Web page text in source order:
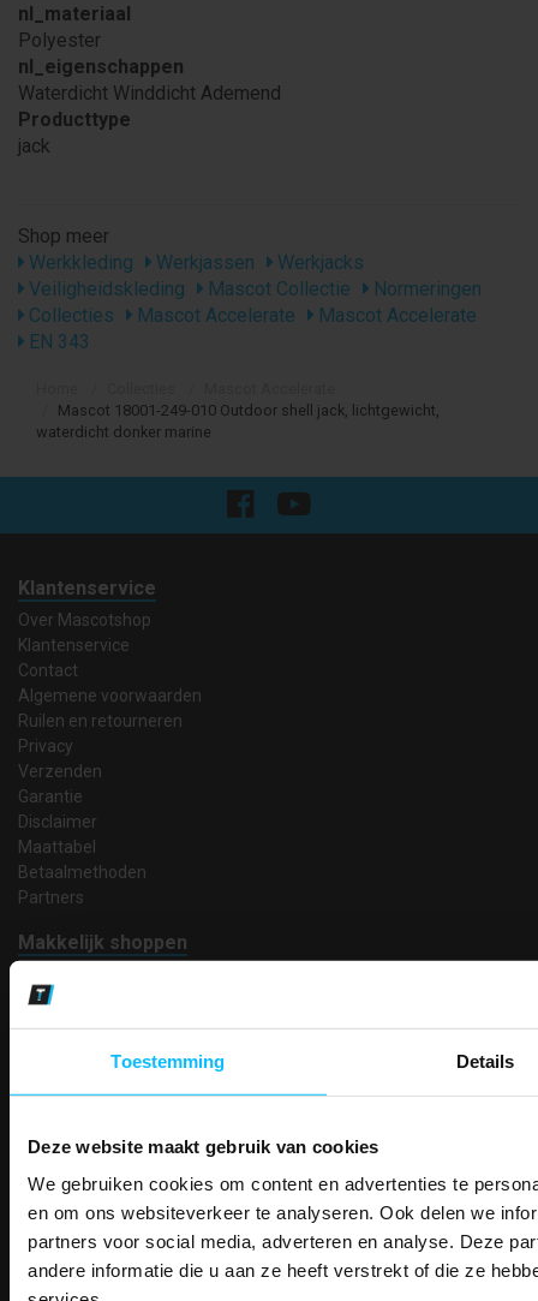
Toestemming Details
Deze website maakt gebruik van cookies
We gebruiken cookies om content en advertenties te
en om ons websiteverkeer te analyseren. Ook delen we
partners voor social media, adverteren en analyse. Deze
andere informatie die u aan ze heeft verstrekt of die ze
nl_materiaal
Polyester
nl_eigenschappen
Waterdicht Winddicht Ademend
Producttype
jack
Shop meer
Werkkleding
Werkjassen
Werkjacks
Veiligheidskleding
Mascot Collectie
Normeringen
Collecties
Mascot Accelerate
Mascot Accelerate
EN 343
Mascot 18001-249-010 Outdoor shell jack, lichtgewicht,
waterdicht donker marine
Klantenservice
Over Mascotshop
Klantenservice
Contact
Algemene voorwaarden
Ruilen en retourneren
Privacy
Verzenden
Garantie
Disclaimer
Maattabel
Betaalmethoden
Partners
Makkelijk shoppen
Bedruk- en borduurservice
14 Dagen tijd om te herroepen
Betaalwijze
Inschrijven
Contact
ONTVANG
KORTING OP
PAK